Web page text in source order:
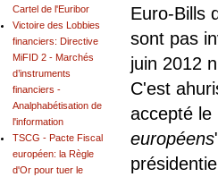
Euro-Bills
sont pas
juin 2012
C'est
accepté le
européens
Cartel de l'Euribor
Victoire des Lobbies
financiers: Directive
MiFID 2 - Marchés
d’instruments
financiers -
Analphabétisation de
l'information
TSCG - Pacte Fiscal
européen: la Règle
d'Or pour tuer le